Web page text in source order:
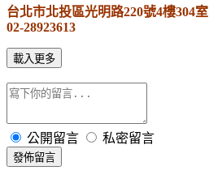
台北市北投區光明路220號4樓304室
02-28923613
載入更多
公開留言 私密留言
發佈留言